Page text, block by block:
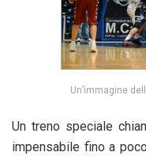
Un’immagine
Un treno speciale
impensabile fino a